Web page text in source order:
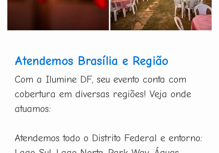
Atendemos Brasília e Região
Com a Ilumine DF, seu evento conta com
cobertura em diversas regiões! Veja onde
atuamos:
Atendemos todo o Distrito Federal e entorno: